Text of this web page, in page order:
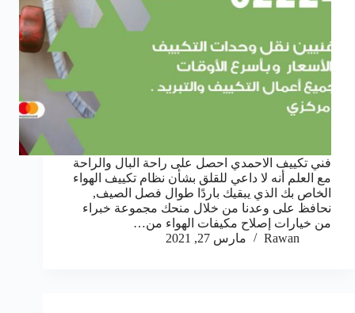
فني تكييف الاحمدي احصل على راحة البال والراحة
مع العلم أنه لا داعي للقلق بشأن نظام تكييف الهواء
الخاص بك الذي يبقيك باردًا طوال فصل الصيف,
نحافظ على وعدنا من خلال منحك مجموعة خبراء
من خيارات إصلاح مكيفات الهواء من…
Rawan
مارس 27, 2021